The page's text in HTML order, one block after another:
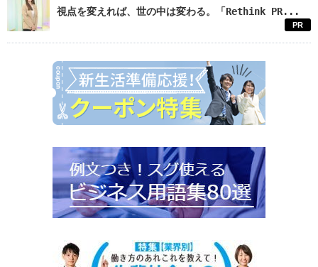
視点を変えれば、世の中は変わる。「Rethink PR...
PR